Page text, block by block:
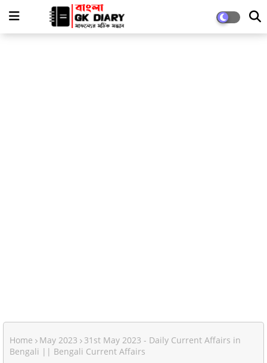
Home May 2023
31st May 2023 - Daily Current Affairs in
Bengali || Bengali Current Affairs